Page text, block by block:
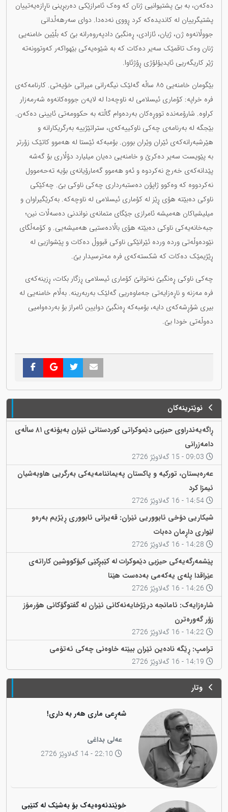
دەکەن، بە بێ پشتیوانیی ژنان کە وەک ئامرازێکی دەربڕینی ناڕازەیەتییان
پشتیگرییان لە کاندیدەکە کرد ڕووی نەدەدا. دوای سەرهەڵدانی
جووڵانەوە ژن، ژیان، ئازادی، ڕەنگبێ دادپەروەرانە بێ کە بڵێین خامنەیی
ژنان وەک تاقمێک سەیر دەکات کە بە شێوەیەکی بێهواکەر کەوتوونەتە
ژێر کاریگەریی ئایدیۆلۆژی ڕۆژئاوا.
بێگومان خامنەیی ٨٥ ساڵە گەلێک نیگەرانی میراتی خۆیەتی. کارنامەکەی
فرە خراپە: کۆماری ئیسلامی لە ناوچەدا لە لایەن جووەکانەوە شەرمەزار
کراوە. شارۆمەندە تووڕەکان بەردەوام گاڵتە بە حکوومەتی ئایینی دەکەن.
بێجگە لە بەرنامەی چەکی ناوکییەکەی، ستراتێژییە بەرگریکارانە و
هێرشبەرانەکەی ئێران وێران بوون. بۆمبەکە ئێستا لە هەموو کاتێک زۆرتر
بە پێویست سەیر دەکرێ و خامنەیی دەیان میلیارد دۆڵاری بۆ گەشە
پێدانەکەی خەرج نەکردوە و ئەو هەموو گەمارۆیانەی بۆیە تەحەموول
نەکردووە کە وەکوو ژاپۆن دەستبەرداری چەکی ناوکی بێ. چەکێکی
ناوکی دەبێتە هۆی ڕێز لە کۆماری ئیسلامی لە ناوچەکە. بەکرێگیراوان و
میلیشیاکان هەمیشە ئامرازی جێگای متمانەی نواندنی دەسەڵات نین؛
جبەخانەیەکی ناوکی دەبێتە هۆی باڵادەستیی هەمیشەیی. و کۆمەڵگای
نێودەوڵەتی وردە وردە ئێرانێکی ناوکی قبووڵ دەکات و پێشوازیی لە
ڕێژیمێک دەکات کە شکستەکەی فرە مەترسیدار بێ.
چەکی ناوکی ڕەنگبێ نەتوانێ کۆماری ئیسلامی ڕزگار بکات، ڕزینەکەی
فرە مەزنە و ناڕەزایەتی جەماوەریی گەلێک بەربەرینە. بەڵام خامنەیی لە
بیری شۆڕشەکەی دایە، بۆمبەکە ڕەنگبێ دوایین ئامراز بۆ بەردەوامیی
دەوڵەتی خودا بێ.
نوێترینەکان
ڕاگەیەندراوی حیزبی دێموکراتی کوردستانی ئێران بەبۆنەی ٨١ ساڵەی
دامەزرانی
عەرەبستان، تورکیە و پاکستان پەیماننامەیەکی بەرگریی هاوبەشیان
ئیمزا کرد
شیکاریی دۆخی ئابووریی ئێران: قەیرانی ئابووری ڕێژیم بەرەو
لێواری داڕمان دەبات
پێشمەرگەیەکی حیزبی دێموکرات لە کێبڕکێی کیۆکووشین کاراتەی
عێراقدا پلەی یەکەمی بەدەست هێنا
شارەزایەک: ئامانجە درێژخایەنەکانی ئێران لە گفتوگۆکانی هۆرمۆز
زۆر گەورەترن
ترامپ: ڕێگە نادەین ئێران ببێتە خاوەنی چەکی ئەتۆمی
وتار
شەڕعی ماری هەر بە داری!
عەلی بداغی
خوێندنەوەیەک بۆ بەشێک لە کتێبی